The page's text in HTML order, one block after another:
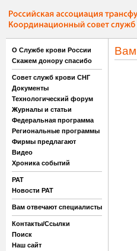
О Службе крови России
Скажем донору спасибо
Совет служб крови СНГ
Документы
Технологический форум
Журналы и статьи
Федеральная программа
Региональные программы
Фирмы предлагают
Видео
Хроника событий
РАТ
Новости РАТ
Вам отвечают специалисты
Контакты/Ссылки
Поиск
Наш сайт
Вам